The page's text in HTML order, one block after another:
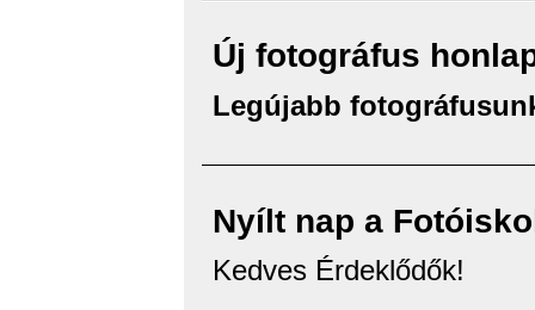
Új fotográfus
Legújabb
Nyílt nap a
Kedves Érdeklődők!